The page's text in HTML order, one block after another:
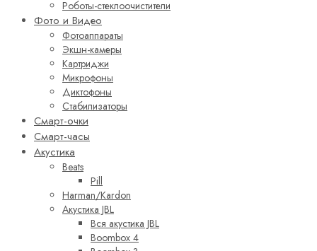
Роботы-стеклоочистители
Фото и Видео
Фотоаппараты
Экшн-камеры
Картриджи
Микрофоны
Диктофоны
Стабилизаторы
Смарт-очки
Смарт-часы
Акустика
Beats
Pill
Harman/Kardon
Акустика JBL
Вся акустика JBL
Boombox 4